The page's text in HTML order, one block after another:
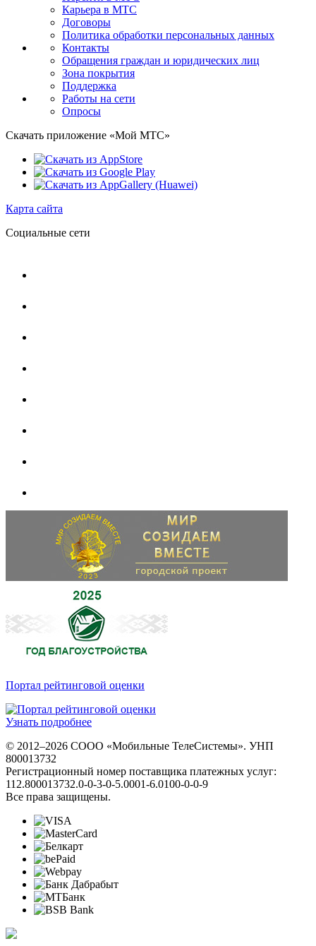
Карьера в МТС
Договоры
Политика обработки персональных данных
Контакты
Обращения граждан и юридических лиц
Зона покрытия
Поддержка
Работы на сети
Опросы
Скачать приложение «Мой МТС»
Карта сайта
Социальные сети
Портал рейтинговой оценки
Узнать подробнее
© 2012–2026 СООО «Мобильные ТелеСистемы». УНП
800013732
Регистрационный номер поставщика платежных услуг:
112.800013732.0-0-3-0-5.0001-6.0100-0-0-9
Все права защищены.